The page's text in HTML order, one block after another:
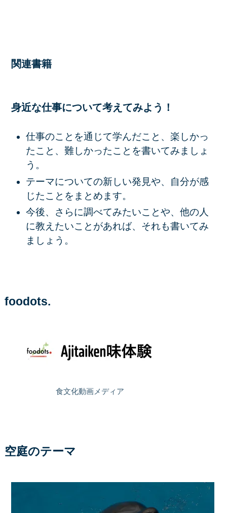
関連書籍
身近な仕事について考えてみよう！
仕事のことを通じて学んだこと、楽しかっ
たこと、難しかったことを書いてみましょ
う。
テーマについての新しい発見や、自分が感
じたことをまとめます。
今後、さらに調べてみたいことや、他の人
に教えたいことがあれば、それも書いてみ
ましょう。
foodots.
食文化動画メディア
空庭のテーマ